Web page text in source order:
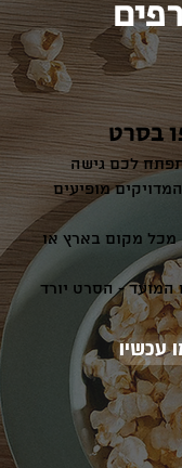
לכם גישה
מופיעים
מכל מקום בארץ או
המועד - הסרט יורד
עכשיו